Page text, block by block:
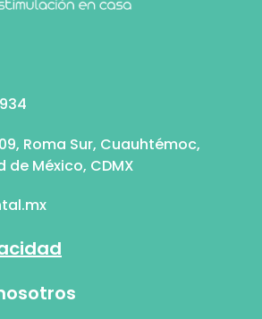
Roma Sur, Cuauhtémoc,
de México, CDMX